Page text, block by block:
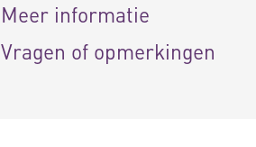
Meer informatie
Vragen of opmerkingen